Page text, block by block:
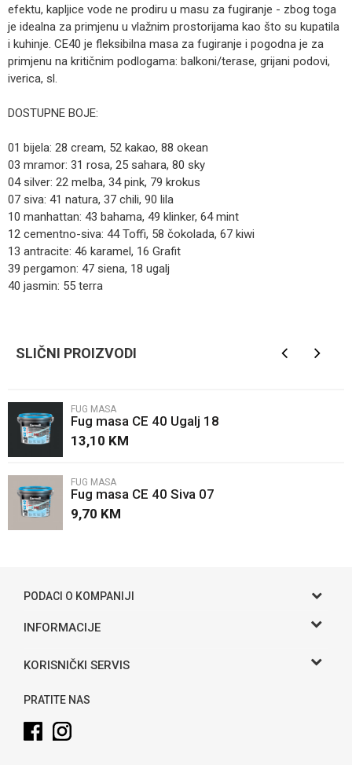
efektu, kapljice vode ne prodiru u masu za fugiranje - zbog toga
je idealna za primjenu u vlažnim prostorijama kao što su kupatila
i kuhinje. CE40 je fleksibilna masa za fugiranje i pogodna je za
primjenu na kritičnim podlogama: balkoni/terase, grijani podovi,
iverica, sl.
DOSTUPNE BOJE:
01 bijela: 28 cream, 52 kakao, 88 okean
03 mramor: 31 rosa, 25 sahara, 80 sky
04 silver: 22 melba, 34 pink, 79 krokus
07 siva: 41 natura, 37 chili, 90 lila
10 manhattan: 43 bahama, 49 klinker, 64 mint
12 cementno-siva: 44 Toffi, 58 čokolada, 67 kiwi
13 antracite: 46 karamel, 16 Grafit
39 pergamon: 47 siena, 18 ugalj
40 jasmin: 55 terra
Poruka
SLIČNI PROIZVODI
FUG MASA
Fug masa CE 40 Ugalj 18
13,10 KM
FUG MASA
Fug masa CE 40 Siva 07
9,70 KM
PODACI O KOMPANIJI
Gama S doo
Adresa
Telefon:
Email:
INFORMACIJE
O nama
KORISNIČKI SERVIS
Uslovi korišćenja i prodaje
Kako kupiti
PRATITE NAS